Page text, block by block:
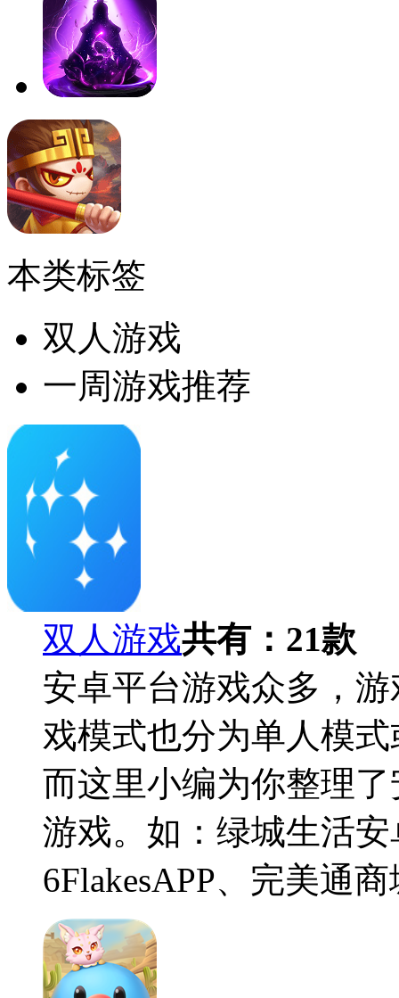
本类标签
双人游戏
一周游戏推荐
双人游戏共有： 21款
安卓平台游戏众多，
戏模式也分为单人模
而这里小编为你整理
游戏。如：绿城生活
6FlakesAPP、完美通